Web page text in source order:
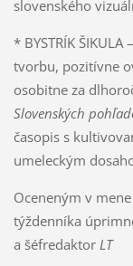
slovenského
* BYSTRÍK
tvorbu, pozitívne
osobitne za
Slovenských
časopis s
umeleckým
Oceneným v
týždenníka
a šéfredaktor LT